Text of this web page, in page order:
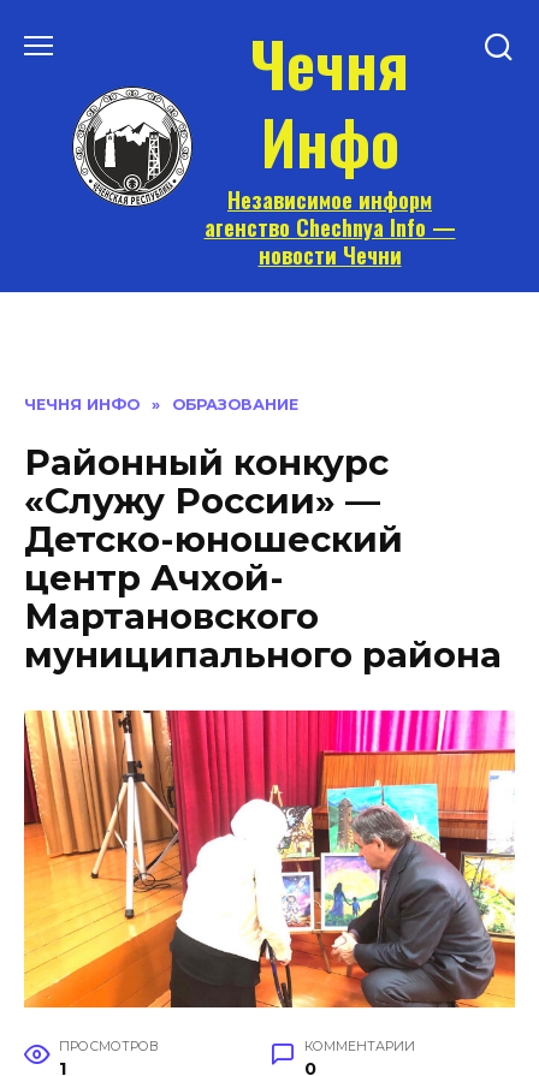
Чечня
Инфо
Независимое информ
агенство Chechnya Info —
новости Чечни
ЧЕЧНЯ ИНФО » ОБРАЗОВАНИЕ
Районный конкурс
«Служу России» —
Детско-юношеский
центр Ачхой-
Мартановского
муниципального района
ПРОСМОТРОВ
1
КОММЕНТАРИИ
0